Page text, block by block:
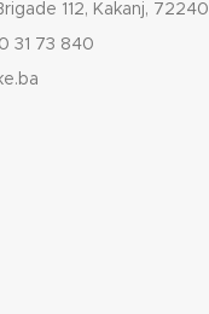
112, Kakanj, 72240
31 73 840